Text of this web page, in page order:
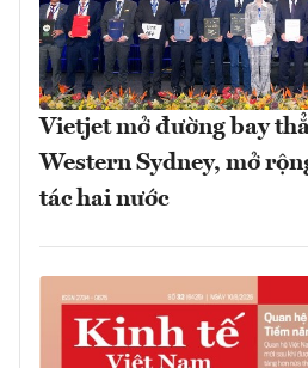
Vietjet mở đường bay
Western Sydney, mở
tác hai nước